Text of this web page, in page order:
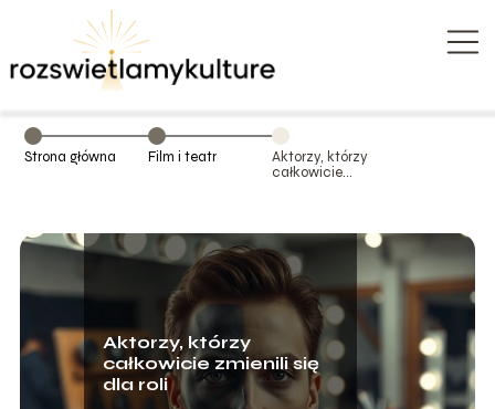
Strona główna Film i teatr
Aktorzy, którzy
całkowicie
Aktorzy, którzy
całkowicie zmienili się
dla roli